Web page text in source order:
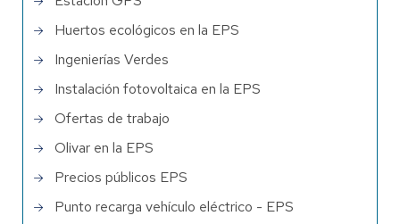
Huertos ecológicos en la EPS
Ingenierías Verdes
Instalación fotovoltaica en la EPS
Ofertas de trabajo
Olivar en la EPS
Precios públicos EPS
Punto recarga vehículo eléctrico - EPS